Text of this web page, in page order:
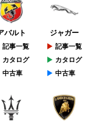
バルト
記事一覧
カタログ
中古車
ジャガー
記事一覧
カタログ
中古車